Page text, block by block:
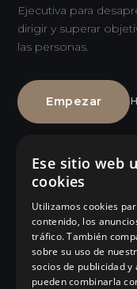
Ejecutiva para
dirigir y superar
las personas.
Empezar
ENFOQUE
Reeducación
Los 5 hábitos
Onlife*
Ese sitio web
cookies
Utilizamos cookies
contenido, los
tráfico. También
sobre su uso de
socios de publicidad y
pueden combinarla